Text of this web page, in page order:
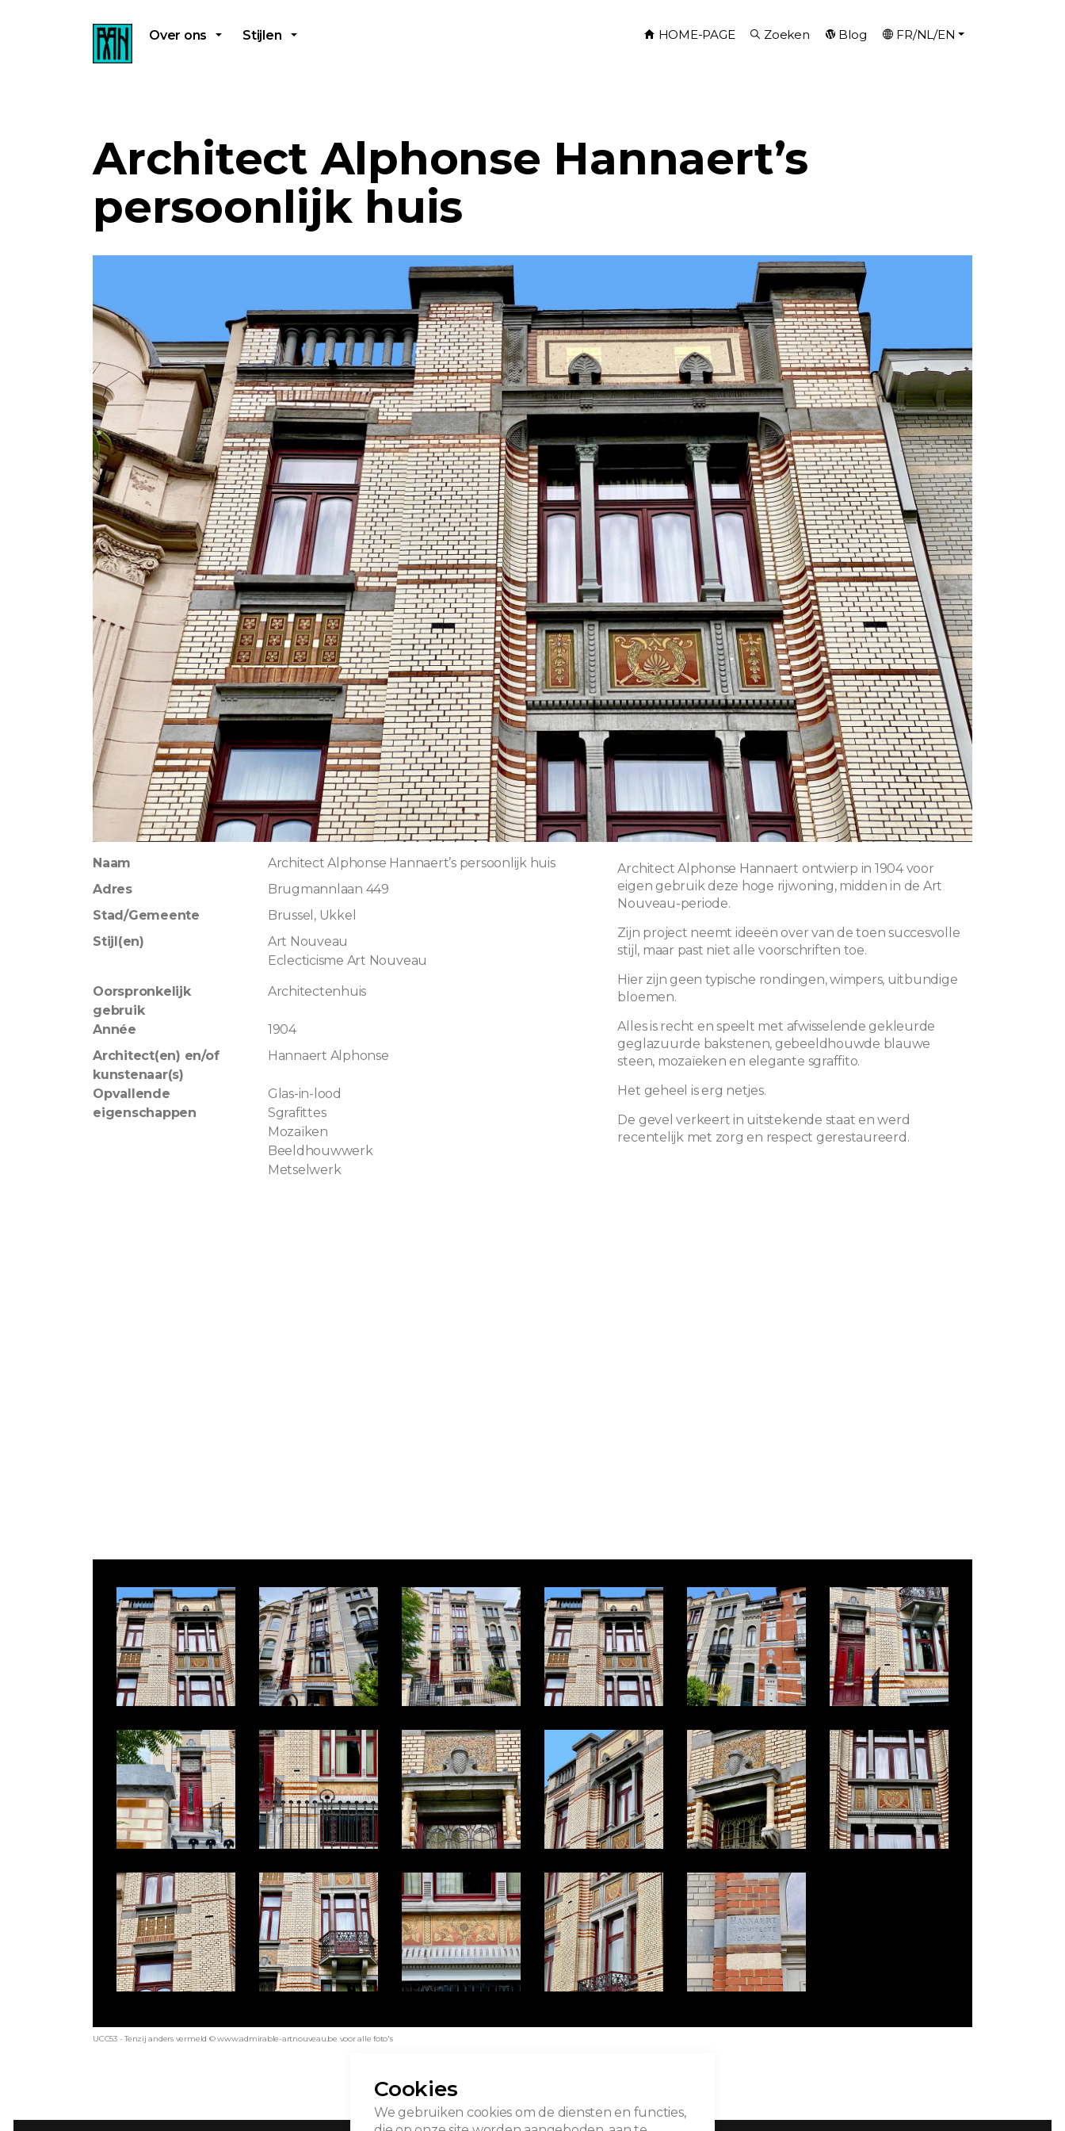
Over ons Stijlen HOME-PAGE Zoeken Blog FR/NL/EN
Architect Alphonse Hannaert’s
persoonlijk huis
Naam
Architect Alphonse Hannaert’s persoonlijk huis
Adres
Brugmannlaan 449
Stad/Gemeente
Brussel, Ukkel
Stijl(en)
Art Nouveau
Eclecticisme Art Nouveau
Oorspronkelijk
gebruik
Architectenhuis
Année
1904
Architect(en) en/of
kunstenaar(s)
Hannaert Alphonse
Opvallende
eigenschappen
Glas-in-lood
Sgrafittes
Mozaïken
Beeldhouwwerk
Metselwerk
Architect Alphonse Hannaert ontwierp in 1904 voor
eigen gebruik deze hoge rijwoning, midden in de Art
Nouveau-periode.
Zijn project neemt ideeën over van de toen succesvolle
stijl, maar past niet alle voorschriften toe.
Hier zijn geen typische rondingen, wimpers, uitbundige
bloemen.
Alles is recht en speelt met afwisselende gekleurde
geglazuurde bakstenen, gebeeldhouwde blauwe
steen, mozaïeken en elegante sgraffito.
Het geheel is erg netjes.
De gevel verkeert in uitstekende staat en werd
recentelijk met zorg en respect gerestaureerd.
UCC53 - Tenzij anders vermeld © www.admirable-artnouveau.be voor alle foto's
Cookies
We gebruiken cookies om de diensten en functies,